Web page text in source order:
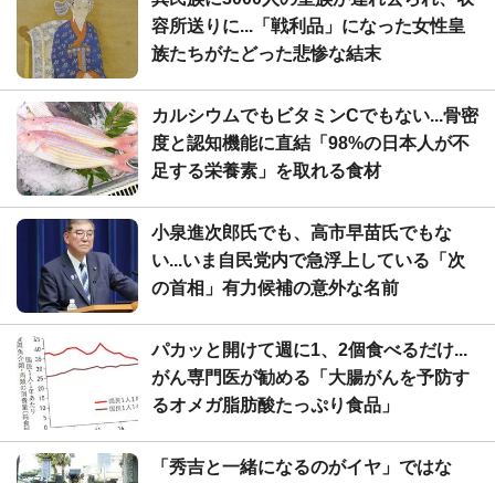
容所送りに...「戦利品」になった女性皇
族たちがたどった悲惨な結末
カルシウムでもビタミンCでもない...骨密
度と認知機能に直結「98%の日本人が不
足する栄養素」を取れる食材
小泉進次郎氏でも、高市早苗氏でもな
い...いま自民党内で急浮上している「次
の首相」有力候補の意外な名前
パカッと開けて週に1、2個食べるだけ...
がん専門医が勧める「大腸がんを予防す
るオメガ脂肪酸たっぷり食品」
「秀吉と一緒になるのがイヤ」ではな